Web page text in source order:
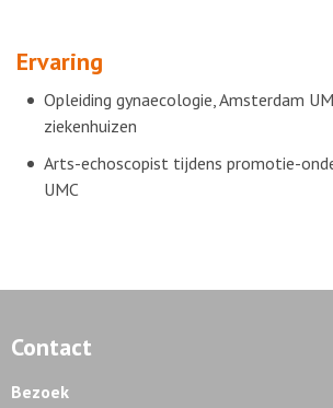
Ervaring
Opleiding gynaecologie, Amsterdam
ziekenhuizen
Arts-echoscopist tijdens promotie-
UMC
Contact
Bezoek